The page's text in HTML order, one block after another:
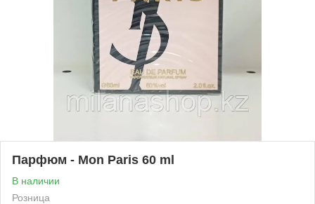
Парфюм - Mon Paris 60 ml
В наличии
Розница